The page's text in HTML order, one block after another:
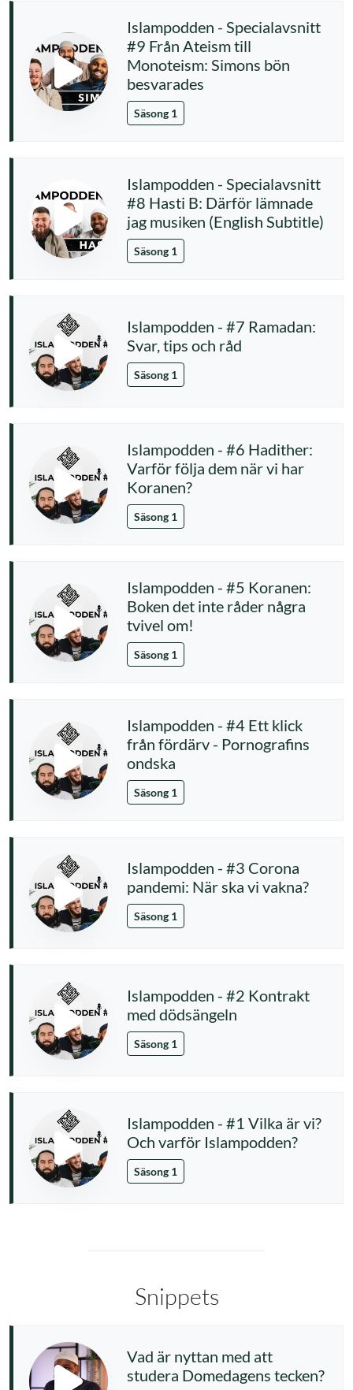
Islampodden - Specialavsnitt
#9 Från Ateism till
Monoteism: Simons bön
besvarades
Säsong 1
Islampodden - Specialavsnitt
#8 Hasti B: Därför lämnade
jag musiken (English Subtitle)
Säsong 1
Islampodden - #7 Ramadan:
Svar, tips och råd
Säsong 1
Islampodden - #6 Hadither:
Varför följa dem när vi har
Koranen?
Säsong 1
Islampodden - #5 Koranen:
Boken det inte råder några
tvivel om!
Säsong 1
Islampodden - #4 Ett klick
från fördärv - Pornografins
ondska
Säsong 1
Islampodden - #3 Corona
pandemi: När ska vi vakna?
Säsong 1
Islampodden - #2 Kontrakt
med dödsängeln
Säsong 1
Islampodden - #1 Vilka är vi?
Och varför Islampodden?
Säsong 1
Snippets
Vad är nyttan med att
studera Domedagens tecken?